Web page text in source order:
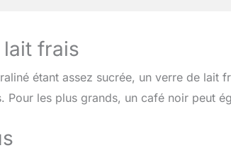
frais
étant assez sucrée, un verre de lait
Pour les plus grands, un café noir peut